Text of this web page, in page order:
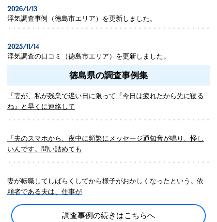
2026/1/13
浮気調査事例
（徳島市エリア）を更新しました。
2025/11/14
浮気調査の口コミ（徳島市エリア）を更新しました。
徳島県の調査事例集
「妻が、私が残業で遅い日に限って『今日は疲れたから先に寝る
ね』と早くに連絡して
「夫のスマホから、夜中に頻繁にメッセージ通知音が鳴り、怪し
いんです。問い詰めても
妻が転職してしばらくしてから様子がおかしくなったという。依
頼者である夫は、仕事が
調査事例の続きはこちらへ